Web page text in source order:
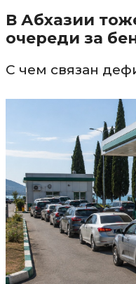
В Абхазии
очереди за
С чем связан